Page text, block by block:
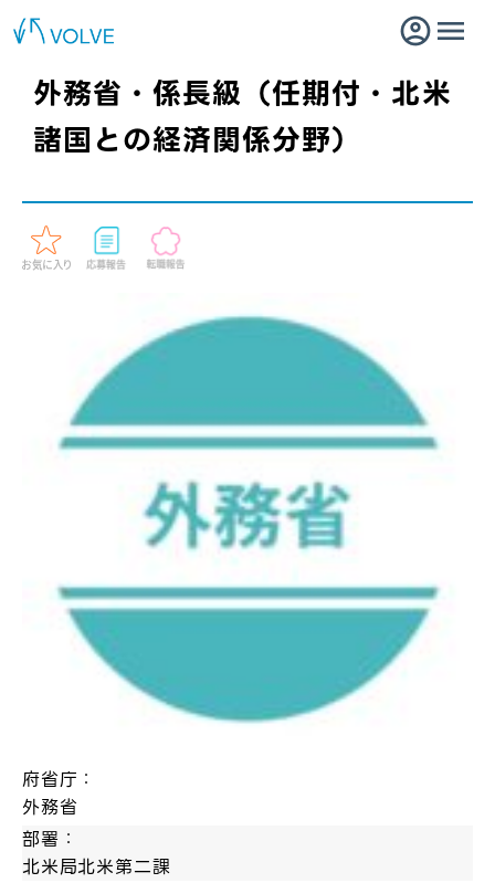
外務省・係長級（任期付・北米
諸国との経済関係分野）
府省庁：
外務省
部署：
北米局北米第二課